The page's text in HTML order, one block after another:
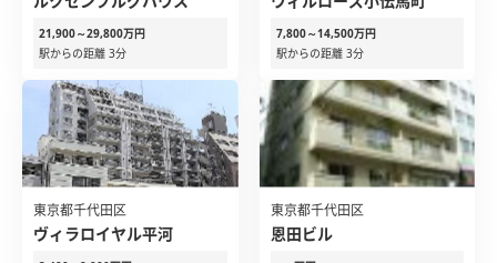
21,900～29,800万円
駅からの距離 3分
7,800～14,500万円
駅からの距離 3分
東京都千代田区
ヴィラロイヤル平河
東京都千代田区
恩田ビル